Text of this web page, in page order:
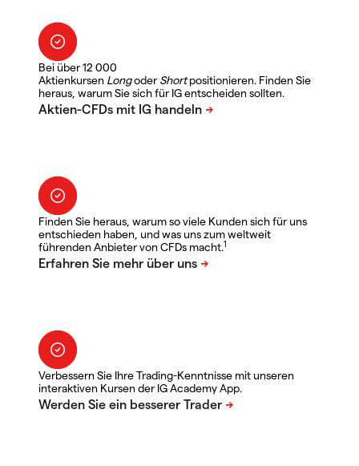
Bei über 12 000
Aktienkursen LongoderShortpositionieren. Finden Sie
heraus, warum Sie sich für IG entscheiden sollten.
Finden Sie heraus, warum so viele Kunden sich für uns
entschieden haben, und was uns zum weltweit
führenden Anbieter von CFDs macht.1
Verbessern Sie Ihre Trading-Kenntnisse mit unseren
interaktiven Kursen der IG Academy App.